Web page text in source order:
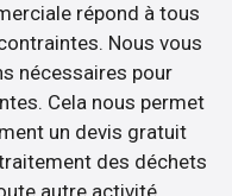
répond à tous
Nous vous
nécessaires pour
Cela nous permet
un devis gratuit
des déchets